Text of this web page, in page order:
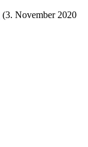
(3. November 2020